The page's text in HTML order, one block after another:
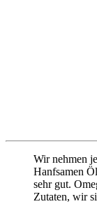
Wir nehmen
Hanfsamen
sehr gut.
Zutaten, wir